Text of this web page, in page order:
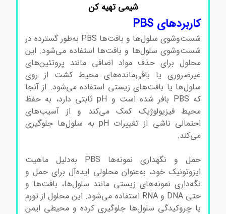
شیمی تهیه کن
کاربردهای PBS
شست‌وشوی سلول‌ها و بافت‌ها PBS به‌طور گسترده در
شست‌وشوی سلول‌ها و بافت‌ها استفاده می‌شود. این
محلول برای حذف مواد اضافی مانند پروتئین‌های
غیرضروری یا باقی‌مانده‌های محیط کشت از روی
سلول‌ها یا بافت‌های زیستی استفاده می‌شود. از آنجا
که PBS بافر شده است و pH ثابتی دارد، به حفظ
محیط فیزیولوژیک کمک می‌کند و از آسیب‌های
احتمالی ناشی از تغییرات pH به سلول‌ها جلوگیری
می‌کند.بافرسالین فسفات بافرسالین فسفات بافرسالین
حمل و نگهداری نمونه‌ها PBS به‌دلیل ماهیت
ایزوتونیک خود، به‌عنوان محلولی ایده‌آل برای حمل و
نگه‌داری نمونه‌های زیستی مانند سلول‌ها، بافت‌ها و
حتی DNA و RNA استفاده می‌شود. این محلول از تورم
یا چروکیدگی سلول‌ها جلوگیری کرده و محیطی ایمن